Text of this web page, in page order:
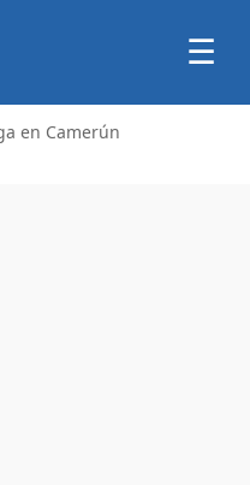
☰
en Camerún